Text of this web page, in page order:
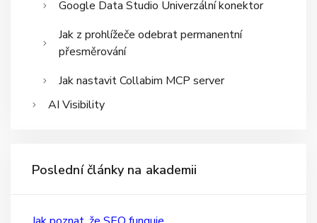
Google Data Studio Univerzální konektor
Jak z prohlížeče odebrat permanentní
přesměrování
Jak nastavit Collabim MCP server
AI Visibility
Poslední články na akademii